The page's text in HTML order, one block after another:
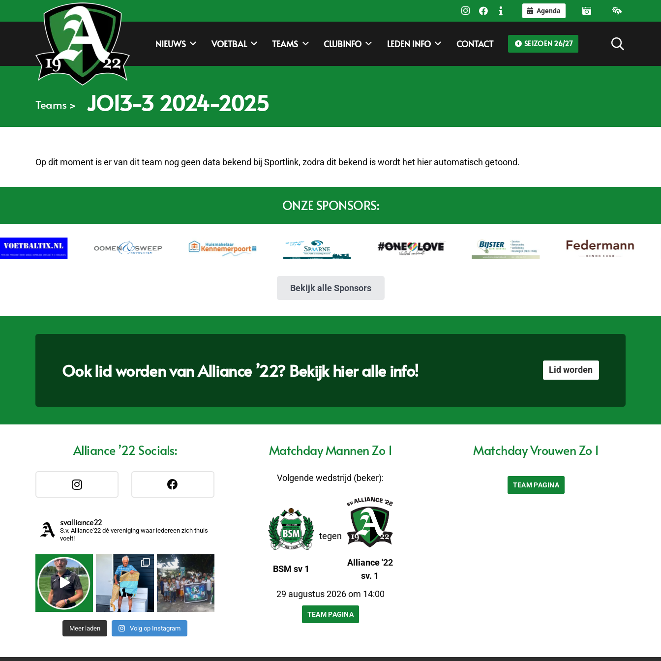
Agenda
NIEUWS VOETBAL TEAMS CLUBINFO LEDEN INFO CONTACT SEIZOEN 26/27
Teams > JO13-3 2024-2025
Op dit moment is er van dit team nog geen data bekend bij Sportlink, zodra dit bekend is wordt het hier automatisch getoond.
ONZE SPONSORS:
Bekijk alle Sponsors
Ook lid worden van Alliance ’22? Bekijk hier alle info! Lid worden
Alliance ’22 Socials:
svalliance22
S.v. Alliance'22 dé vereniging waar iedereen zich thuis
voelt!
Meer laden Volg op Instagram
Matchday Mannen Zo 1
Volgende wedstrijd (beker):
BSM sv 1
tegen
Alliance '22
sv. 1
29 augustus 2026 om 14:00
TEAM PAGINA
Matchday Vrouwen Zo 1
TEAM PAGINA